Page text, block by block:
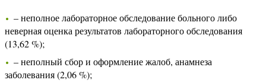
– неполное лабораторное обследование больного либо
неверная оценка результатов лабораторного обследования
(13,62 %);
– неполный сбор и оформление жалоб, анамнеза
заболевания (2,06 %);